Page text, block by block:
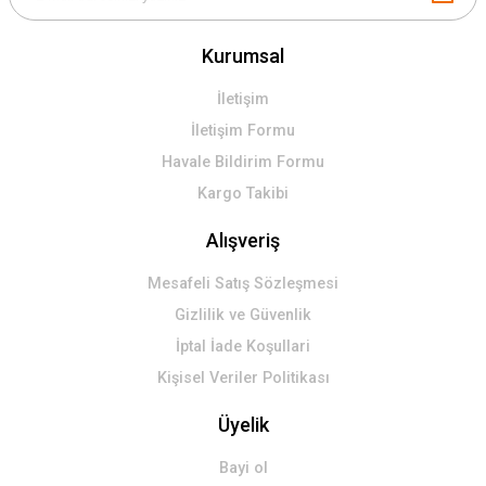
Kurumsal
İletişim
İletişim Formu
Havale Bildirim Formu
Kargo Takibi
Alışveriş
Mesafeli Satış Sözleşmesi
Gizlilik ve Güvenlik
İptal İade Koşullari
Kişisel Veriler Politikası
Üyelik
Bayi ol